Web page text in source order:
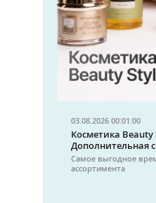
03.08.2026 00:01:00
Косметика Beauty
Дополнительная
Самое выгодное
ассортимента